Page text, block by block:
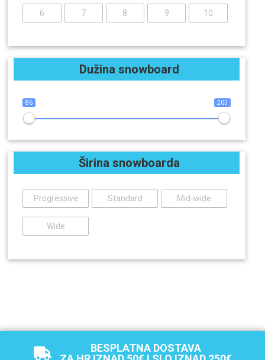
6 7 8 9 10
Dužina snowboard
86 203
Širina snowboarda
Progressive Standard Mid-wide
Wide
BESPLATNA DOSTAVA